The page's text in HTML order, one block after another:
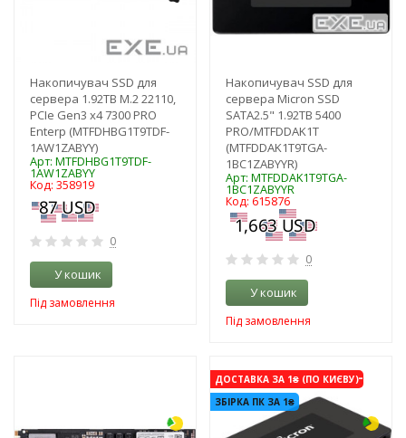
Накопичувач SSD для
сервера 1.92TB M.2 22110,
PCIe Gen3 x4 7300 PRO
Enterp (MTFDHBG1T9TDF-
1AW1ZABYY)
Арт: MTFDHBG1T9TDF-
1AW1ZABYY
Код: 358919
0
У кошик
Під замовлення
Накопичувач SSD для
сервера Micron SSD
SATA2.5" 1.92TB 5400
PRO/MTFDDAK1T
(MTFDDAK1T9TGA-
1BC1ZABYYR)
Арт: MTFDDAK1T9TGA-
1BC1ZABYYR
Код: 615876
0
У кошик
Під замовлення
ДОСТАВКА ЗА 1₴ (ПО КИЄВУ)
ЗБІРКА ПК ЗА 1₴
-3%